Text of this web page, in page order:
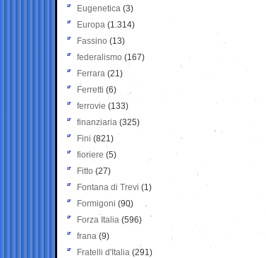
Eugenetica (3)
Europa (1.314)
Fassino (13)
federalismo (167)
Ferrara (21)
Ferretti (6)
ferrovie (133)
finanziaria (325)
Fini (821)
fioriere (5)
Fitto (27)
Fontana di Trevi (1)
Formigoni (90)
Forza Italia (596)
frana (9)
Fratelli d'Italia (291)